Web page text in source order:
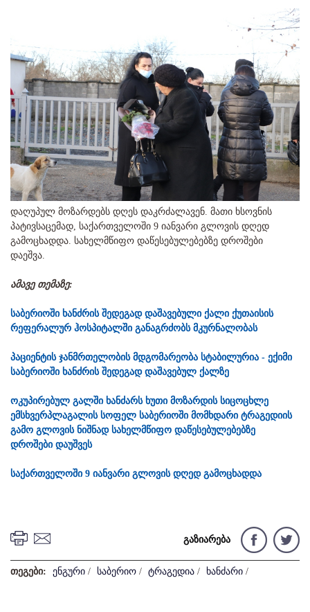
დაღუპულ მოზარდებს დღეს დაკრძალავენ. მათი ხსოვნის
პატივსაცემად, საქართველოში 9 იანვარი გლოვის დღედ
გამოცხადდა. სახელმწიფო დაწესებულებებზე დროშები
დაეშვა.
ამავე თემაზე:
საბერიოში ხანძრის შედეგად დაშავებული ქალი ქუთაისის
რეფერალურ ჰოსპიტალში განაგრძობს მკურნალობას
პაციენტის ჯანმრთელობის მდგომარეობა სტაბილურია - ექიმი
საბერიოში ხანძრის შედეგად დაშავებულ ქალზე
ოკუპირებულ გალში ხანძარს ხუთი მოზარდის სიცოცხლე
ემსხვერპლაგალის სოფელ საბერიოში მომხდარი ტრაგედიის
გამო გლოვის ნიშნად სახელმწიფო დაწესებულებებზე
დროშები დაუშვეს
საქართველოში 9 იანვარი გლოვის დღედ გამოცხადდა
გაზიარება
თეგები: ენგური / საბერიო / ტრაგედია / ხანძარი /